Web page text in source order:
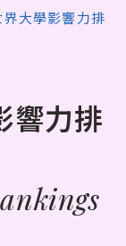
大學影響力排
響力排